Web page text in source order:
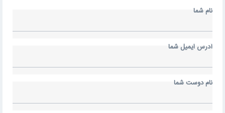
نام شما
آدرس ايميل شما
نام دوست شما